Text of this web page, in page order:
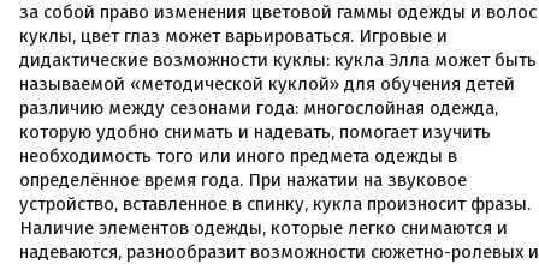
за собой право изменения цветовой гаммы одежды и волос
куклы, цвет глаз может варьироваться. Игровые и
дидактические возможности куклы: кукла Элла может быть
называемой «методической куклой» для обучения детей
различию между сезонами года: многослойная одежда,
которую удобно снимать и надевать, помогает изучить
необходимость того или иного предмета одежды в
определённое время года. При нажатии на звуковое
устройство, вставленное в спинку, кукла произносит фразы.
Наличие элементов одежды, которые легко снимаются и
надеваются, разнообразит возможности сюжетно-ролевых